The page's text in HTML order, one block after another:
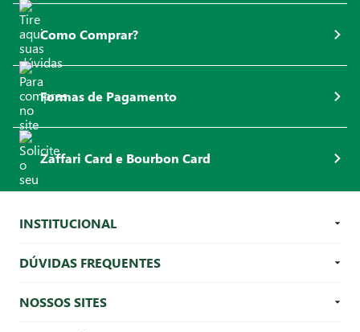
Como Comprar?
Formas de Pagamento
Zaffari Card e Bourbon Card
INSTITUCIONAL
DÚVIDAS FREQUENTES
NOSSOS SITES